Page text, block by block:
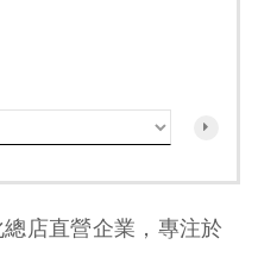
店直營企業，專注於